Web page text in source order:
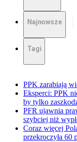
Najnowsze
Tagi
PPK zarabiają
Eksperci: PPK
by tylko
PFR ujawnia
szybciej niż
Coraz więcej
przekroczyła 60